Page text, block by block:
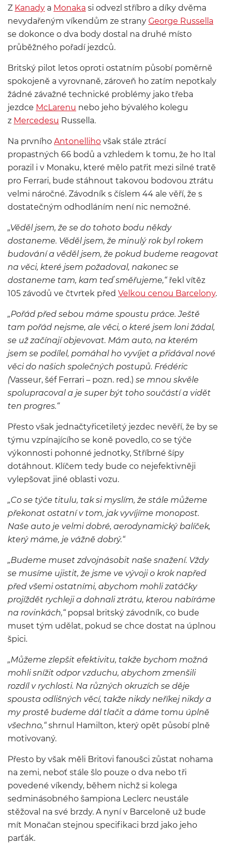
Z Kanady a Monaka si odvezl stříbro a díky dvěma
nevydařeným víkendům ze strany George Russella
se dokonce o dva body dostal na druhé místo
průběžného pořadí jezdců.
Britský pilot letos oproti ostatním působí poměrně
spokojeně a vyrovnaně, zároveň ho zatím nepotkaly
žádné závažné technické problémy jako třeba
jezdce McLarenu nebo jeho bývalého kolegu
z Mercedesu Russella.
Na prvního Antonelliho však stále ztrácí
propastných 66 bodů a vzhledem k tomu, že ho Ital
porazil i v Monaku, které mělo patřit mezi silné tratě
pro Ferrari, bude stáhnout takovou bodovou ztrátu
velmi náročné. Závodník s číslem 44 ale věří, že s
dostatečným odhodláním není nic nemožné.
„Věděl jsem, že se do tohoto bodu někdy
dostaneme. Věděl jsem, že minulý rok byl rokem
budování a věděl jsem, že pokud budeme reagovat
na věci, které jsem požadoval, nakonec se
dostaneme tam, kam teď směřujeme,“řekl vítěz
105 závodů ve čtvrtek před Velkou cenou Barcelony.
„Pořád před sebou máme spoustu práce. Ještě
tam pořád nejsme, ale věci, o které jsem loni žádal,
se už začínají objevovat. Mám auto, na kterém
jsem se podílel, pomáhal ho vyvíjet a přidával nové
věci do našich společných postupů. Frédéric
(Vasseur, šéf Ferrari – pozn. red.) se mnou skvěle
spolupracoval a je super být toho součástí a vidět
ten progres.“
Přesto však jednačtyřicetiletý jezdec nevěří, že by se
týmu vzpínajícího se koně povedlo, co se týče
výkonnosti pohonné jednotky, Stříbrné šípy
dotáhnout. Klíčem tedy bude co nejefektivněji
vylepšovat jiné oblasti vozu.
„Co se týče titulu, tak si myslím, že stále můžeme
překonat ostatní v tom, jak vyvíjíme monopost.
Naše auto je velmi dobré, aerodynamický balíček,
který máme, je vážně dobrý.“
„Budeme muset zdvojnásobit naše snažení. Vždy
se musíme ujistit, že jsme ve vývoji o krok napřed
před všemi ostatními, abychom mohli zatáčky
projíždět rychleji a dohnali ztrátu, kterou nabíráme
na rovinkách,“popsal britský závodník, co bude
muset tým udělat, pokud se chce dostat na úplnou
špici.
„Můžeme zlepšit efektivitu, takže bychom možná
mohli snížit odpor vzduchu, abychom zmenšili
rozdíl v rychlosti. Na různých okruzích se děje
spousta odlišných věcí, takže nikdy neříkej nikdy a
my prostě budeme dál tlačit a dáme tomu úplně
všechno,“shrnul Hamilton, který opět působí plně
motivovaný.
Přesto by však měli Britovi fanoušci zůstat nohama
na zemi, neboť stále šlo pouze o dva nebo tři
povedené víkendy, během nichž si kolega
sedminásobného šampiona Leclerc neustále
stěžoval na své brzdy. A nyní v Barceloně už bude
mít Monačan stejnou specifikaci brzd jako jeho
parťák.